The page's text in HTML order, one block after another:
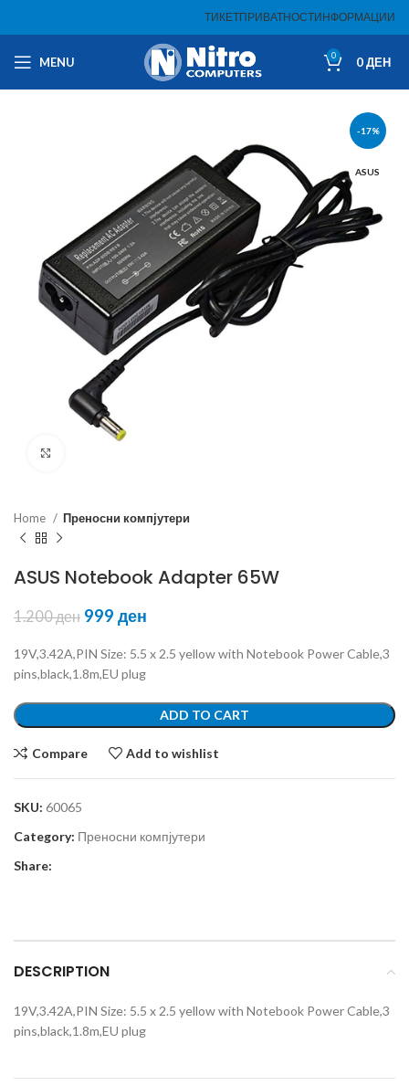
ТИКЕТПРИВАТНОСТИНФОРМАЦИИ
MENU 0 0ДЕН
-17%
ASUS
Home Преносни компјутери
ASUS Notebook Adapter 65W
1.200ден 999 ден
19V,3.42A,PIN Size: 5.5 x 2.5 yellow with Notebook Power Cable,3
pins,black,1.8m,EU plug
ADD TO CART
Compare Add to wishlist
SKU: 60065
Category: Преносни компјутери
Share:
DESCRIPTION
19V,3.42A,PIN Size: 5.5 x 2.5 yellow with Notebook Power Cable,3
pins,black,1.8m,EU plug